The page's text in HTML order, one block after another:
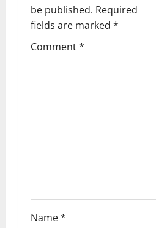
g
a
t
be published. Required
fields are marked *
Comment*
Name*